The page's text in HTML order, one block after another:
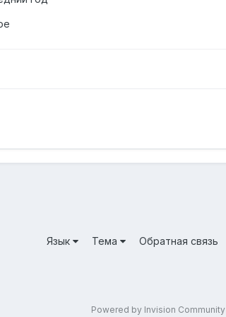
Язык Тема Обратная связь
Powered by Invision Community